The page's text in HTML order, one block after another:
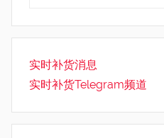
实时补货消息
实时补货Telegram频道